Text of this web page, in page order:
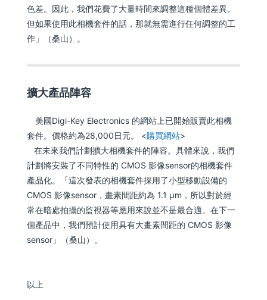
色差。因此，我們花費了大量時間來調整這種個體差異。
但如果使用此相機套件的話，那就無需進行任何調整的工
作」（桑山）。
擴大產品陣容
美國Digi-Key Electronics 的網站上已開始販賣此相機
套件。價格約為28,000日元。 <購買網站>
在未來我們計劃擴大相機套件的陣容。具體來說，我們
計劃將安裝了不同特性的 CMOS 影像sensor的相機套件
產品化。「這次發表的相機套件採用了小型移動設備的
CMOS 影像sensor，畫素間距約為 1.1 μm，所以對於經
常在暗處拍攝的監視器等應用來說並不是最合適。在下一
個產品中，我們預計使用具有大畫素間距的 CMOS 影像
sensor」（桑山）。
以上